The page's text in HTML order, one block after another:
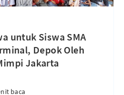
untuk Siswa SMA
Depok Oleh
Jakarta
baca